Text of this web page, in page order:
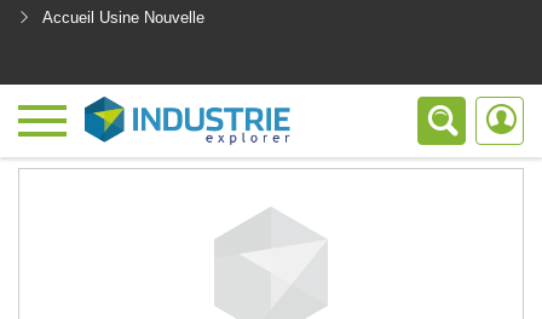
Accueil Usine Nouvelle